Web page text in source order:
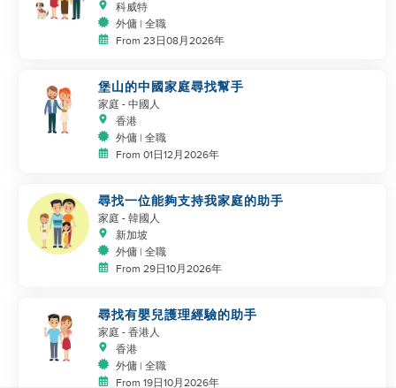
科威特
外傭 | 全職
From 23日08月2026年
堡山的中國家庭尋找幫手
家庭 - 中國人
香港
外傭 | 全職
From 01日12月2026年
尋找一位能夠支持我家庭的助手
家庭 - 韓國人
新加坡
外傭 | 全職
From 29日10月2026年
尋找有嬰兒護理經驗的助手
家庭 - 香港人
香港
外傭 | 全職
From 19日10月2026年